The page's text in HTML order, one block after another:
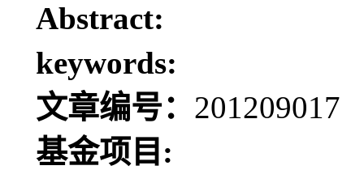
Abstract:
keywords:
文章编号：
基金项目: